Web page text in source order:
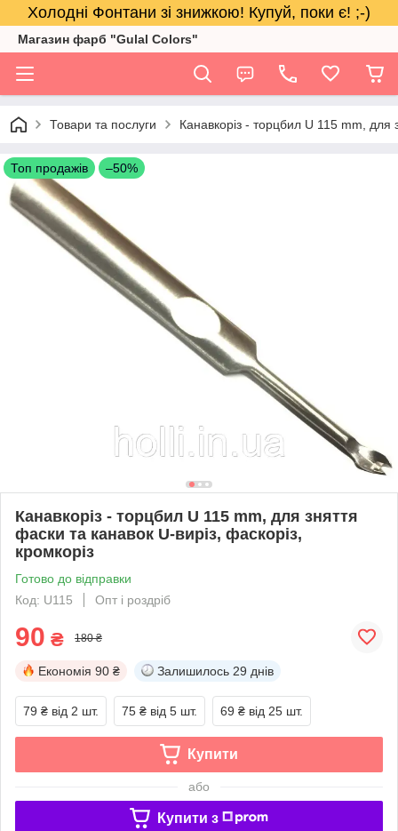
Холодні Фонтани зі знижкою! Купуй, поки є! ;-)
Магазин фарб "Gulal Colors"
Товари та послуги Канавкоріз - торцбил U 115 mm, для
Топ продажів –50%
Канавкоріз - торцбил U 115 mm, для зняття
фаски та канавок U-виріз, фаскоріз,
кромкоріз
Готово до відправки
Код: U115
Опт і роздріб
90 ₴ 180 ₴
Економія 90 ₴ Залишилось 29 днів
79 ₴ від 2 шт. 75 ₴ від 5 шт. 69 ₴ від 25 шт.
Купити
або
Купити з